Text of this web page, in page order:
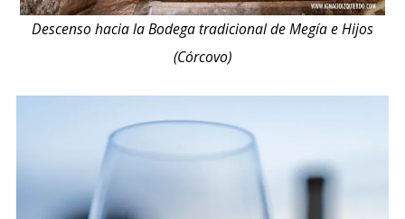
Descenso hacia la Bodega tradicional de Megía e Hijos
(Córcovo)